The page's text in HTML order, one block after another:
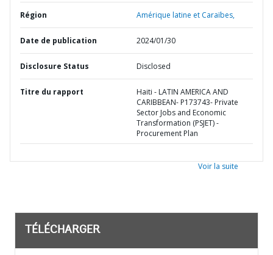
Région Amérique latine et Caraïbes,
Date de publication 2024/01/30
Disclosure Status Disclosed
Titre du rapport
Haiti - LATIN AMERICA AND
CARIBBEAN- P173743- Private
Sector Jobs and Economic
Transformation (PSJET) -
Procurement Plan
Voir la suite
TÉLÉCHARGER